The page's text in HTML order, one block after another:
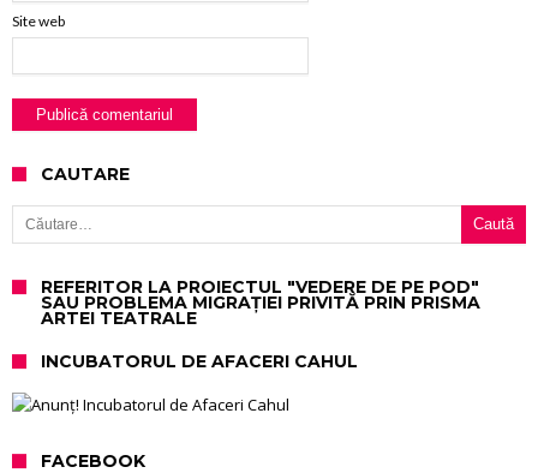
Site web
CAUTARE
Caută după:
REFERITOR LA PROIECTUL "VEDERE DE PE POD"
SAU PROBLEMA MIGRAȚIEI PRIVITĂ PRIN PRISMA
ARTEI TEATRALE
INCUBATORUL DE AFACERI CAHUL
FACEBOOK